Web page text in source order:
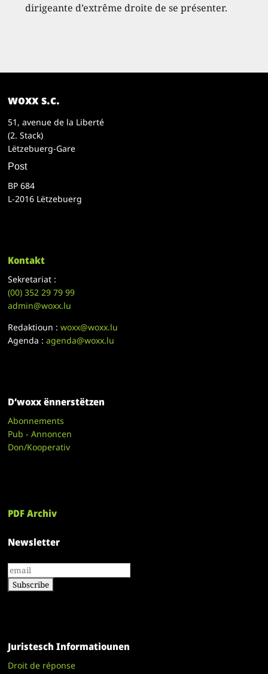
dirigeante d’extrême droite de se présenter.
woxx s.c.
51, avenue de la Liberté
(2. Stack)
Lëtzebuerg-Gare
Post
BP 684
L-2016 Lëtzebuerg
Kontakt
Sekretariat :
(00)352 29 79 99
admin@woxx.lu
Redaktioun :woxx@woxx.lu
Agenda :agenda@woxx.lu
D’woxx ënnerstëtzen
Abonnements
Pub - Annoncen
Don/Kooperativ
PDF Archiv
Newsletter
Juristesch Informatiounen
Droit de réponse